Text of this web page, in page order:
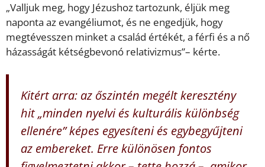
„Valljuk meg, hogy Jézushoz tartozunk, éljük meg
naponta az evangéliumot, és ne engedjük, hogy
megtévesszen minket a család értékét, a férfi és a nő
házasságát kétségbevonó relativizmus”– kérte.
Kitért arra: az őszintén megélt keresztény
hit „minden nyelvi és kulturális különbség
ellenére” képes egyesíteni és egybegyűjteni
az embereket. Erre különösen fontos